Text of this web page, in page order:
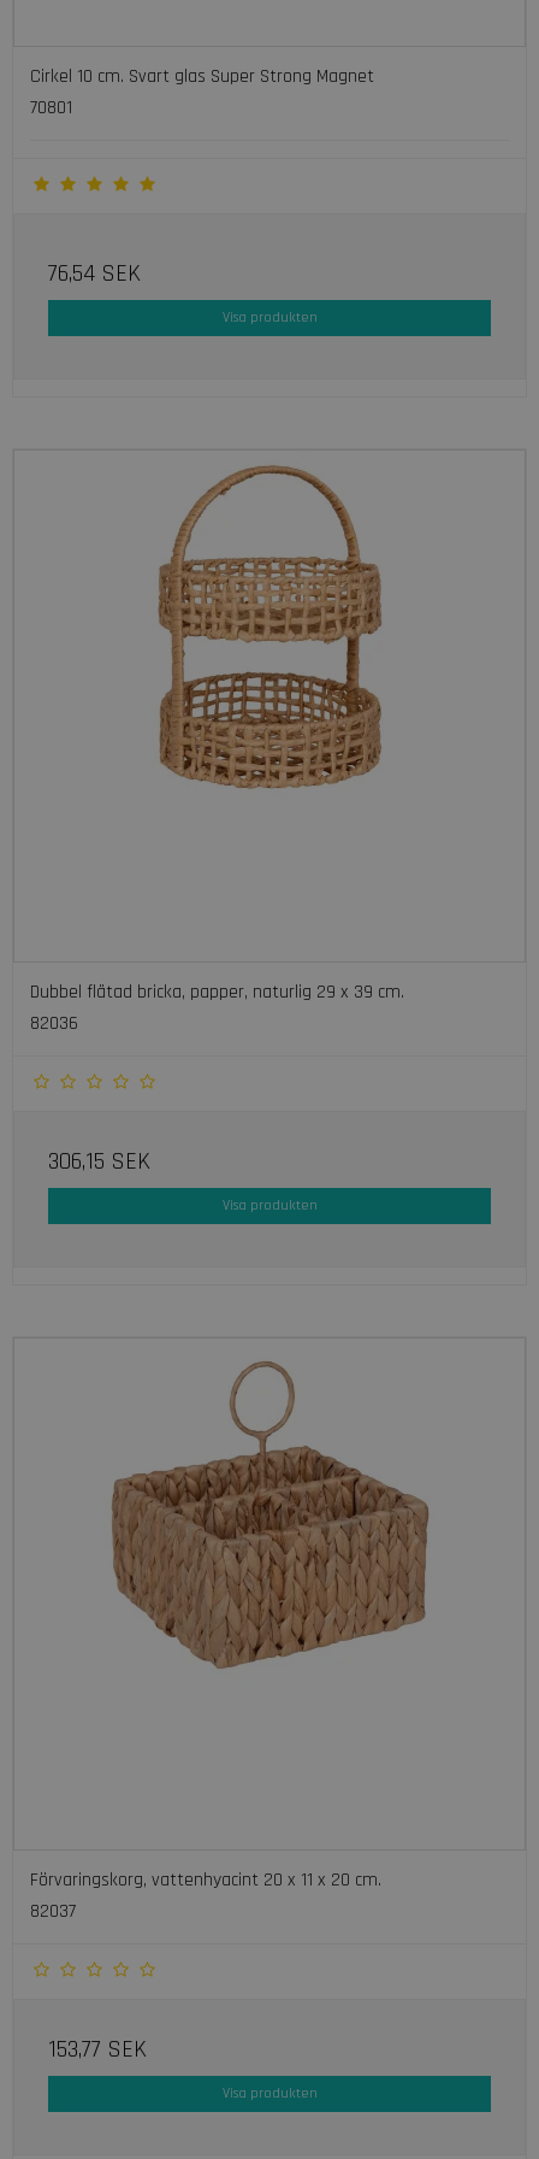
Cirkel 10 cm. Svart glas Super Strong Magnet
70801
76,54 SEK
Visa produkten
Dubbel flätad bricka, papper, naturlig 29 x 39 cm.
82036
306,15 SEK
Visa produkten
Förvaringskorg, vattenhyacint 20 x 11 x 20 cm.
82037
153,77 SEK
Visa produkten